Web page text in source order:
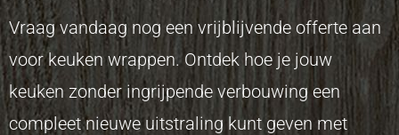
Vraag vandaag nog een vrijblijvende offerte aan
voor keuken wrappen. Ontdek hoe je jouw
keuken zonder ingrijpende verbouwing een
compleet nieuwe uitstraling kunt geven met